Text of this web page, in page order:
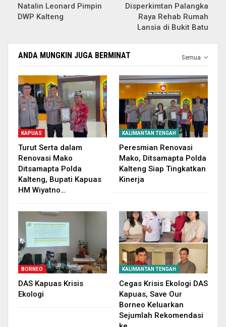
Natalin Leonard Pimpin
DWP Kalteng
Disperkimtan Palangka
Raya Rehab Rumah
Lansia di Bukit Batu
Semua
ANDA MUNGKIN JUGA BERMINAT
KAPUAS
Turut Serta dalam
Renovasi Mako
Ditsamapta Polda
Kalteng, Bupati Kapuas
HM Wiyatno…
KALIMANTAN TENGAH
Peresmian Renovasi
Mako, Ditsamapta Polda
Kalteng Siap Tingkatkan
Kinerja
BORNEO
DAS Kapuas Krisis
Ekologi
KALIMANTAN TENGAH
Cegas Krisis Ekologi DAS
Kapuas, Save Our
Borneo Keluarkan
Sejumlah Rekomendasi